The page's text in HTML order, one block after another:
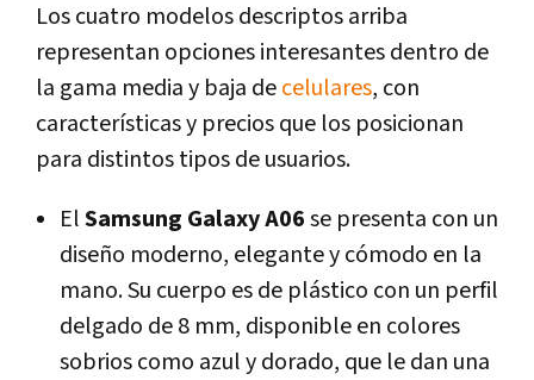
Los cuatro modelos descriptos arriba
representan opciones interesantes dentro de
la gama media y baja decelulares, con
características y precios que los posicionan
para distintos tipos de usuarios.
ElSamsung Galaxy A06se presenta con un
diseño moderno, elegante y cómodo en la
mano. Su cuerpo es de plástico con un perfil
delgado de 8 mm, disponible en colores
sobrios como azul y dorado, que le dan una